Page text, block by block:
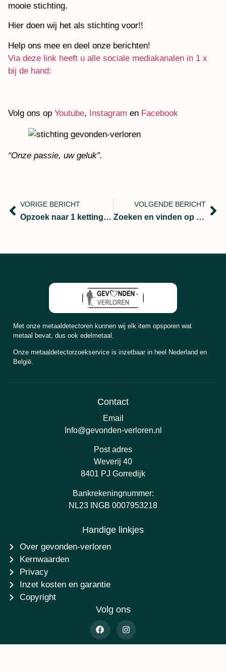
mooie stichting.
Hier doen wij het als stichting voor!!
Help ons mee en deel onze berichten!
Via deze link heeft u alle sociale mediakanalen in 1 x
bij de hand:
Volg ons op Youtube, Instagram en Facebook
“Onze passie, uw geluk”.
VORIGE BERICHT
Opzoek naar 1 ketting dat werden er 2
VOLGENDE BERICHT
Zoeken en vinden op je verjaardag.
Met onze metaaldetectoren kunnen wij elk item opsporen wat
metaal bevat, dus ook edelmetaal.
Onze metaaldetectorzoekservice is inzetbaar in heel Nederland en
België.
Contact
Email
Info@gevonden-verloren.nl
Post adres
Weverij 40
8401 PJ Gorredijk
Bankrekeningnummer:
NL23 INGB 0007953218
Handige linkjes
Over gevonden-verloren
Kernwaarden
Privacy
Inzet kosten en garantie
Copyright
Volg ons